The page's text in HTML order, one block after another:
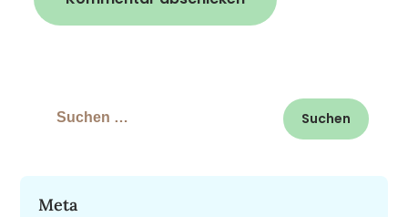
Suchen
Meta